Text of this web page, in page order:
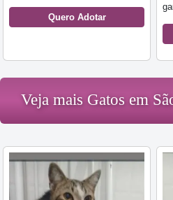
Quero Adotar
Veja mais Gatos em